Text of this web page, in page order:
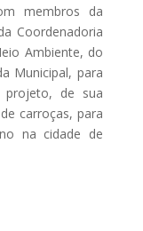
membros da
Coordenadoria
Ambiente, do
Municipal, para
projeto, de sua
carroças, para
na cidade de